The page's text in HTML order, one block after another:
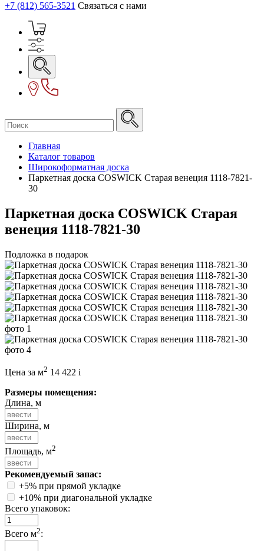
+7 (812) 565-3521 Связаться с нами
Главная
Каталог товаров
Широкоформатная доска
Паркетная доска COSWICK Старая венеция 1118-7821-
30
Паркетная доска COSWICK Старая
венеция 1118-7821-30
Подложка в подарок
Цена за м2 14 422 i
Размеры помещения:
Длина, м
Ширина, м
Площадь, м2
Рекомендуемый запас:
+5% при прямой укладке
+10% при диагональной укладке
Всего упаковок:
Всего м2: